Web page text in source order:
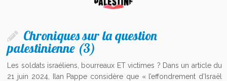
Chroniques sur la question
palestinienne (3)
Les soldats israéliens, bourreaux ET victimes ? Dans un article du
21 juin 2024, Ilan Pappe considère que « l’effondrement d’Israël